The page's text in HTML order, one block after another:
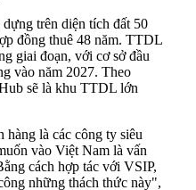
trên diện tích đất 50
đồng thuê 48 năm. TTDL
giai đoạn, với cơ sở đầu
vào năm 2027. Theo
sẽ là khu TTDL lớn
hàng là các công ty siêu
vào Việt Nam là vấn
cách hợp tác với VSIP,
những thách thức này",